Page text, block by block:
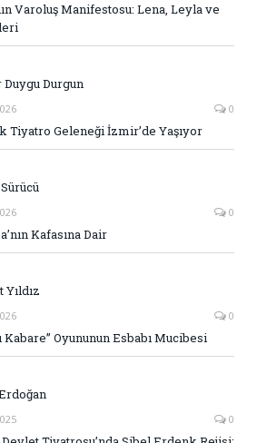
Varoluş Manifestosu: Lena, Leyla ve
Duygu Durgun
0
Tiyatro Geleneği İzmir’de Yaşıyor
0
Kafasına Dair
Yıldız
0
Kabare” Oyununun Esbabı Mucibesi
0